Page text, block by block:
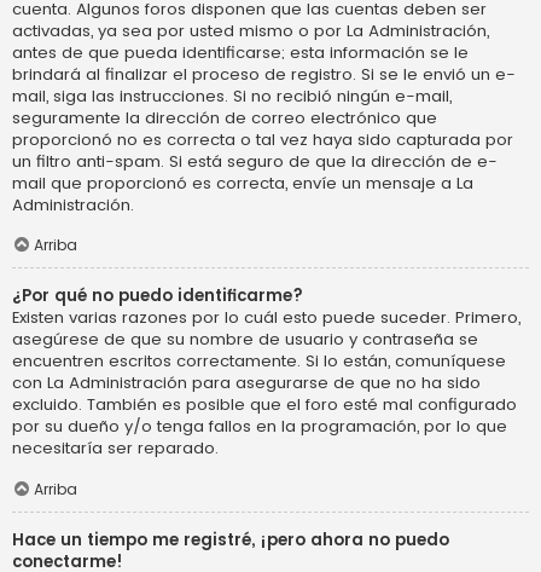
cuenta. Algunos foros disponen que las cuentas deben ser
activadas, ya sea por usted mismo o por La Administración,
antes de que pueda identificarse; esta información se le
brindará al finalizar el proceso de registro. Si se le envió un e-
mail, siga las instrucciones. Si no recibió ningún e-mail,
seguramente la dirección de correo electrónico que
proporcionó no es correcta o tal vez haya sido capturada por
un filtro anti-spam. Si está seguro de que la dirección de e-
mail que proporcionó es correcta, envíe un mensaje a La
Administración.
Arriba
¿Por qué no puedo identificarme?
Existen varias razones por lo cuál esto puede suceder. Primero,
asegúrese de que su nombre de usuario y contraseña se
encuentren escritos correctamente. Si lo están, comuníquese
con La Administración para asegurarse de que no ha sido
excluido. También es posible que el foro esté mal configurado
por su dueño y/o tenga fallos en la programación, por lo que
necesitaría ser reparado.
Arriba
Hace un tiempo me registré, ¡pero ahora no puedo
conectarme!